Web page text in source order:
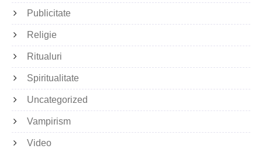
Publicitate
Religie
Ritualuri
Spiritualitate
Uncategorized
Vampirism
Video